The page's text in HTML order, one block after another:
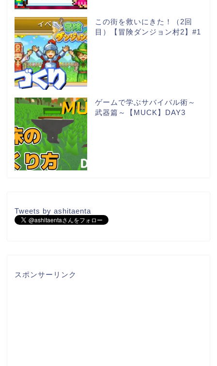
この街を救いにきた！（2回
目）【冒険ダンジョン村2】#1
ゲームで学ぶサバイバル術～
武器篇～【MUCK】DAY3
Tweets by ashitaenta
スポンサーリンク